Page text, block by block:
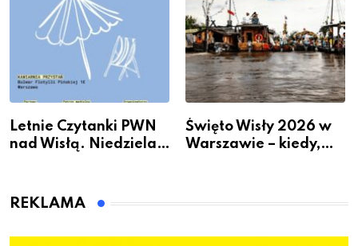
Letnie Czytanki PWN
nad Wisłą. Niedziela z
Święto Wisły 2026 w
Warszawie – kiedy,
REKLAMA